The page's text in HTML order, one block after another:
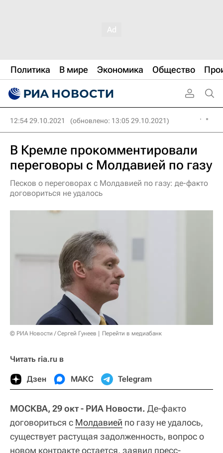
Политика В мире Экономика Общество
12:54 29.10.2021 (обновлено: 13:05 29.10.2021)
В Кремле прокомментировали
переговоры с Молдавией по газу
Песков о переговорах с Молдавией по газу: де-факто
договориться не удалось
© РИА Новости / Сергей Гунеев Перейти в медиабанк
Читать ria.ru в
Дзен МАКС Telegram
МОСКВА, 29 окт - РИА Новости. Де-факто
договориться с Молдавией по газу не удалось,
существует растущая задолженность, вопрос о
новом контракте остается, заявил пресс-